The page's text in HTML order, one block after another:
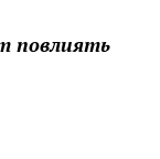
повлиять